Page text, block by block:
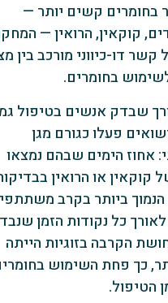
בחומרים קשים יותר —
קוקאין, הרואין —
קשר דו-כיווני מורכב בין
בחומרים.
שבדק אנשים בטיפול
פעלו כגורם מגן
אחוז הימים שבהם נמצאו
קוקאין או הרואין
ביותר בקרב
כל נקודות הזמן
הקרבה בזוגיות הייתה
כך פחת השימוש
הטיפול.